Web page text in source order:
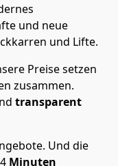
und neue
und Lifte.
Preise setzen
zusammen.
transparent
Und die
4 Minuten